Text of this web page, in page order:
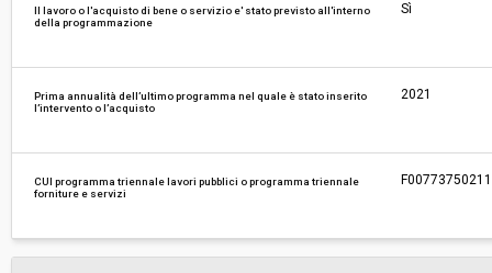
Il lavoro o l'acquisto di bene o servizio e' stato previsto all'interno
della programmazione
Sì
Prima annualità dell’ultimo programma nel quale è stato inserito
l’intervento o l’acquisto
2021
CUI programma triennale lavori pubblici o programma triennale
forniture e servizi